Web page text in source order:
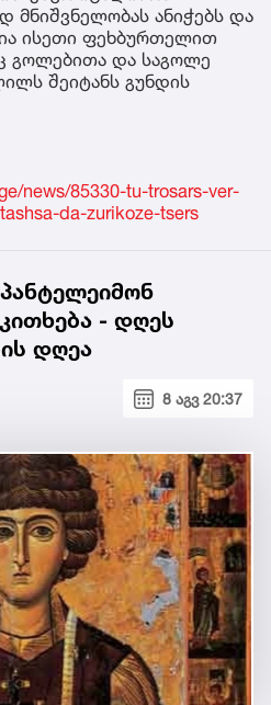
მნიშვნელობას ანიჭებს და
ისეთი ფეხბურთელით
გოლებითა და საგოლე
შეიტანს გუნდის
news/85330-tu-trosars-ver-
da-zurikoze-tsers
- დღეს
დღეა
8 აგვ 20:37